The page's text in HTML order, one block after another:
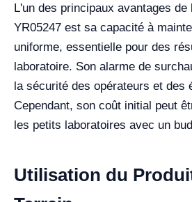
L'un des principaux avantages de
YR05247 est sa capacité à
uniforme, essentielle pour des
laboratoire. Son alarme de
la sécurité des opérateurs et des
Cependant, son coût initial peut
les petits laboratoires avec un
Utilisation du